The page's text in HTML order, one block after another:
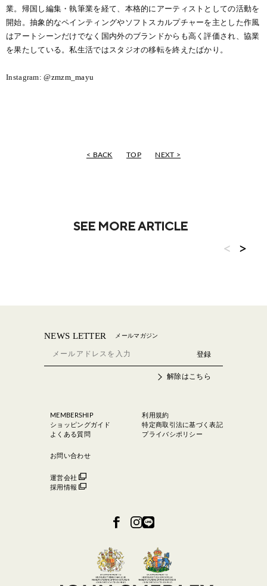
業。帰国し編集・執筆業を経て、本格的にアーティストとしての活動を
開始。抽象的なペインティングやソフトスカルプチャーを主とした作風
はアートシーンだけでなく国内外のブランドからも高く評価され、協業
を果たしている。私生活ではスタジオの移転を終えたばかり。
Instagram:@zmzm_mayu
< BACK TOP NEXT >
SEE MORE ARTICLE
< >
NEWS LETTER メールマガジン
解除はこちら
MEMBERSHIP
ショッピングガイド
よくある質問
お問い合わせ
運営会社
採用情報
利用規約
特定商取引法に基づく表記
プライバシポリシー